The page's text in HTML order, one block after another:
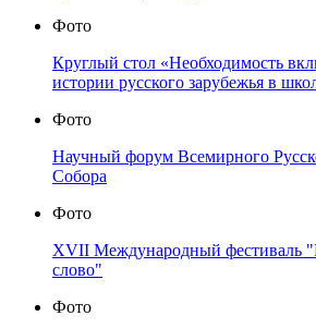
Фото
Круглый стол «Необходимость
истории русского зарубежья в
Фото
Научный форум Всемирного
Собора
Фото
XVII Международный фестиваль
слово"
Фото